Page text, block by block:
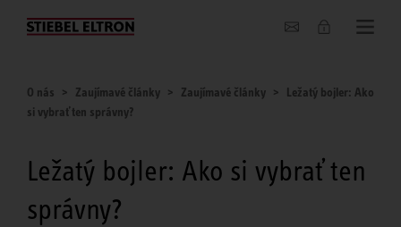
O nás
O nás Zaujímavé články Zaujímavé články
Ležatý bojler: Ako
si vybrať ten správny?
Ležatý bojler: Ako si vybrať ten
správny?